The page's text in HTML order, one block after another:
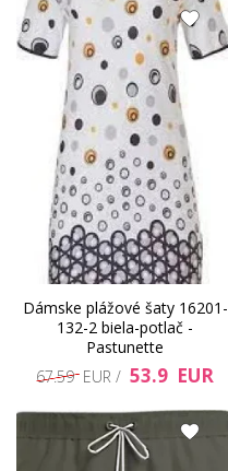
Dámske plážové šaty 16201-
132-2 biela-potlač -
Pastunette
67.59 EUR / 53.9 EUR